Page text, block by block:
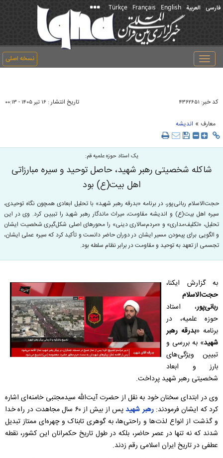
فارسی العربیة English
Français
Türkçe
نسخه اصلی
Toggle
navigation
کد خبر: ۴۳۶۲۶۵۱ تاریخ انتشار : ۱۶ تير ۱۴۰۵ - ۰۰:۱۳
معارف » اندیشه
یک استاد حوزه علمیه قم:
شاکله شخصیتی رهبر شهید، حاصل توحید و سیره مبارزاتی
اهل‌ بیت(ع) بود
حجت‌الاسلام ربانی‌پور، در برنامه «بدرقه رهبر شهید» با تحلیل ابعادی همچون نگاه توحیدی،
سیره اهل‌ بیت(ع) و اندیشه مقاومت، میراث ماندگار رهبر شهید را تبیین کرد. وی در این
تحلیل، «تکلیف‌مداری» و «مردم‌سالاری دینی» را محورهای اصلی شکل‌گیری شخصیت ایشان
و الگویی برای پیمودن مسیر ایشان در دوران حاضر دانست و تأکید کرد که سیره عملی ایشان،
تجسمی از تعهد به توحید و مقاومت در برابر نظام سلطه بود.
به گزارش ایکنا،
حجت‌الاسلام
ربانی‌پور، استاد
حوزه علمیه، در
برنامه «بدرقه رهبر
شهید» به بررسی و
تبیین ویژگی‌های
بارز و ابعاد
شخصیتی رهبر شهید پرداخت.
وی در ابتدای سخنان خود به نقل از حضرت آیت‌الله سیدمجتبی خامنه‌ای اشاره
کرد که ایشان فرمودند:رهبر شهید
پس از بیش از ۶۰ سال مجاهدت در راه خدا
و گذشت از انواع لذت‌ها و راحتی‌ها، به گوهری تابناک و چهره‌ای ممتاز تبدیل
شدند که نه تنها در عصر حاضر، بلکه در طول تاریخ حکمرانان این کشور، نقطه
عطفی در تاریخ ایران اسلامی رقم زدند.